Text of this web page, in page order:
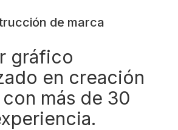
de marca
gráfico
en creación
más de 30